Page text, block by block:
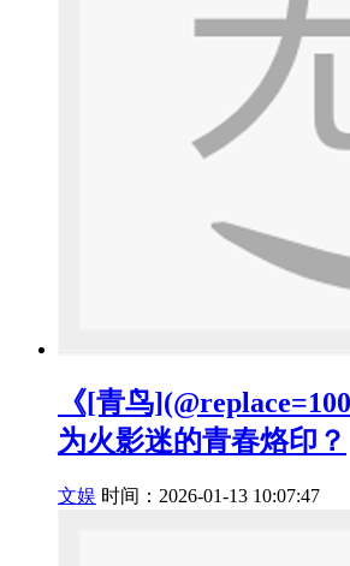
《[青鸟
为火影迷的青春烙印？
文娱 时间：2026-01-13 10:07:47